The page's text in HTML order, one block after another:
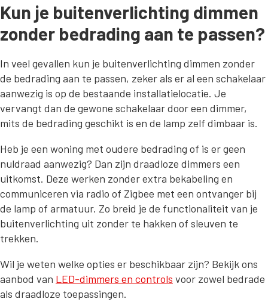
Kun je buitenverlichting dimmen
zonder bedrading aan te passen?
In veel gevallen kun je buitenverlichting dimmen zonder
de bedrading aan te passen, zeker als er al een schakelaar
aanwezig is op de bestaande installatielocatie. Je
vervangt dan de gewone schakelaar door een dimmer,
mits de bedrading geschikt is en de lamp zelf dimbaar is.
Heb je een woning met oudere bedrading of is er geen
nuldraad aanwezig? Dan zijn draadloze dimmers een
uitkomst. Deze werken zonder extra bekabeling en
communiceren via radio of Zigbee met een ontvanger bij
de lamp of armatuur. Zo breid je de functionaliteit van je
buitenverlichting uit zonder te hakken of sleuven te
trekken.
Wil je weten welke opties er beschikbaar zijn? Bekijk ons
aanbod van LED-dimmers en controls voor zowel bedrade
als draadloze toepassingen.